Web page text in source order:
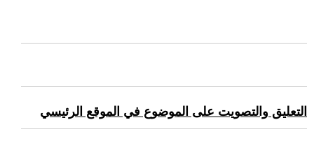
التعليق والتصويت على الموضوع في الموقع الرئيسي